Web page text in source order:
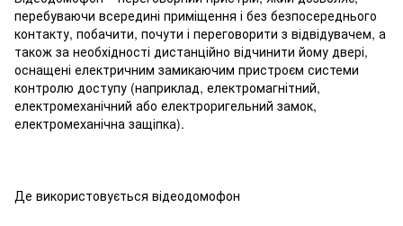
перебуваючи всередині приміщення і без безпосереднього
контакту, побачити, почути і переговорити з відвідувачем, а
також за необхідності дистанційно відчинити йому двері,
оснащені електричним замикаючим пристроєм системи
контролю доступу (наприклад, електромагнітний,
електромеханічний або електроригельний замок,
електромеханічна защіпка).
Де використовується відеодомофон